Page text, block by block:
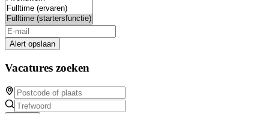
Alert opslaan
Vacatures zoeken